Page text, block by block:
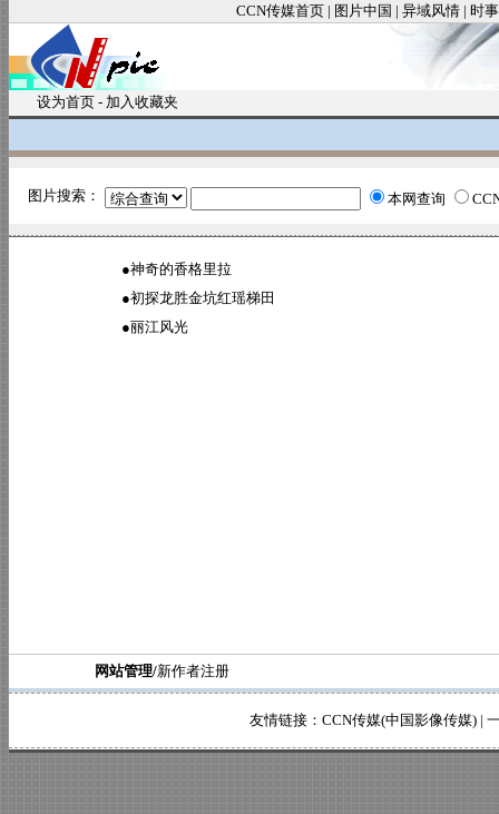
CCN传媒首页 | 图片中国 | 异域风情 | 时
设为首页 - 加入收藏夹
图片搜索： 本网查询
●神奇的香格里拉
●初探龙胜金坑红瑶梯田
●丽江风光
网站管理/新作者注册
友情链接： CCN传媒(中国影像传媒) |